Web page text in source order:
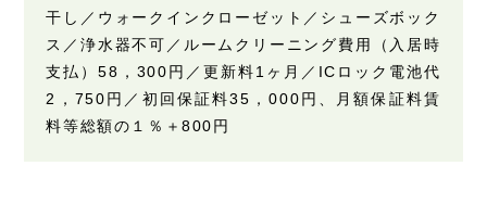
干し／ウォークインクローゼット／シューズボック
ス／浄水器不可／ルームクリーニング費用（入居時
支払）58，300円／更新料1ヶ月／ICロック電池代
2，750円／初回保証料35，000円、月額保証料賃
料等総額の１％＋800円